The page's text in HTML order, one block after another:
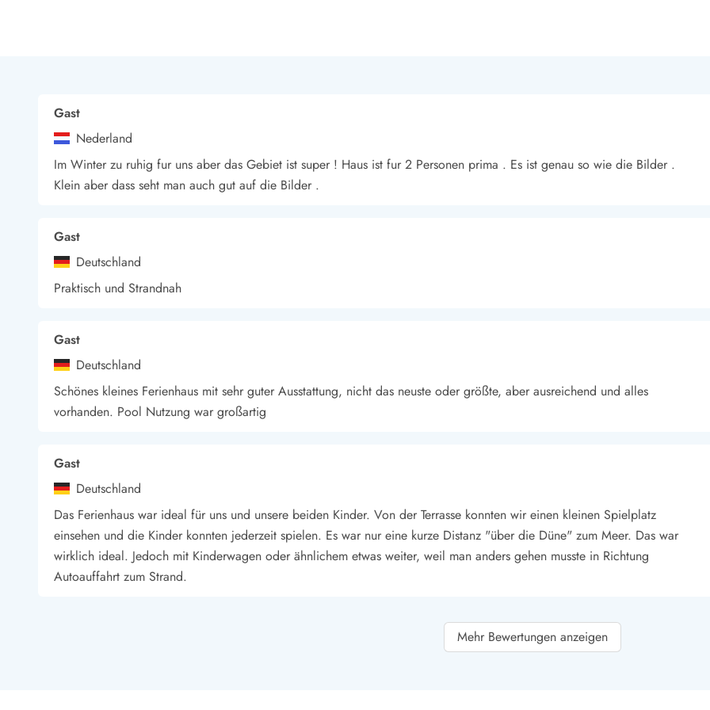
Finde Bernstein am Strand
Indoorspielländer in Dänemark
Zoos und Tierparks in Dänemark
Freizeitparks in Dänemark
Minigolf spielen in Dänemark
Schwimmhallen und Badeländer
Fitnesscenter in Dänemark
Reiten in Dänemark
Wandern in Dänemark
Wasserski in Dänemark
Segeln in Dänemark
Sehenswürdigkeiten
Kunstmuseen
Essen und Trinken
Einkaufen und Shopping
Weihnachten in Dänemark
Heiraten in Dänemark
Gast
Nederland
Im Winter zu ruhig fur uns aber das Gebiet ist super ! Haus ist fur 2 Personen prima . Es ist genau so wie die Bilder .
Klein aber dass seht man auch gut auf die Bilder .
Gast
Deutschland
Praktisch und Strandnah
Gast
Deutschland
Schönes kleines Ferienhaus mit sehr guter Ausstattung, nicht das neuste oder größte, aber ausreichend und alles
vorhanden. Pool Nutzung war großartig
Gast
Deutschland
Das Ferienhaus war ideal für uns und unsere beiden Kinder. Von der Terrasse konnten wir einen kleinen Spielplatz
einsehen und die Kinder konnten jederzeit spielen. Es war nur eine kurze Distanz "über die Düne" zum Meer. Das war
wirklich ideal. Jedoch mit Kinderwagen oder ähnlichem etwas weiter, weil man anders gehen musste in Richtung
Autoauffahrt zum Strand.
Mehr Bewertungen anzeigen